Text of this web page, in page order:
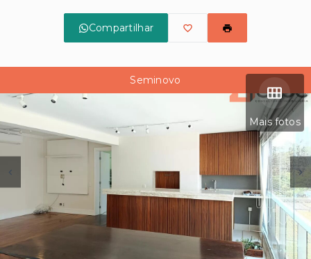
Compartilhar
Mais fotos
Seminovo